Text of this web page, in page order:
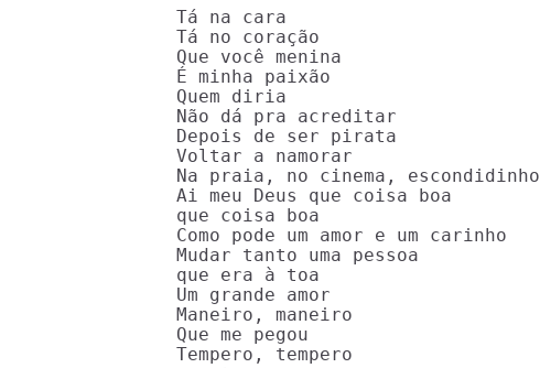
Tá na cara
Tá no coração
Que você menina
É minha paixão
Quem diria
Não dá pra acreditar
Depois de ser pirata
Voltar a namorar
Na praia, no cinema, escondidinho
Ai meu Deus que coisa boa
que coisa boa
Como pode um amor e um carinho
Mudar tanto uma pessoa
que era à toa
Um grande amor
Maneiro, maneiro
Que me pegou
Tempero, tempero